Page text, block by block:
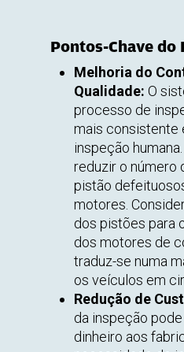
Pontos-Chave do
Melhoria do
Qualidade: O
processo de
mais consistente
inspeção
reduzir o número
pistão
motores.
dos pistões para
dos motores de
traduz-se numa
os veículos em
Redução de
da inspeção
dinheiro aos